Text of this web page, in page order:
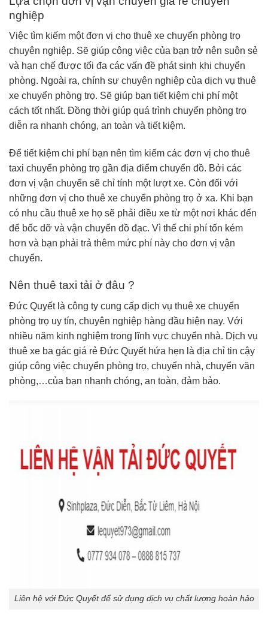
nghiệp
Việc tìm kiếm một đơn vị cho thuê xe chuyển phòng trọ
chuyên nghiệp. Sẽ giúp công việc của bạn trở nên suôn sẻ
và hạn chế được tối đa các vấn đề phát sinh khi chuyển
phòng. Ngoài ra, chính sự chuyên nghiệp của dịch vụ thuê
xe chuyển phòng trọ. Sẽ giúp bạn tiết kiệm chi phí một
cách tốt nhất. Đồng thời giúp quá trình chuyển phòng trọ
diễn ra nhanh chóng, an toàn và tiết kiệm.
Để tiết kiệm chi phí bạn nên tìm kiếm các đơn vị cho thuê
taxi chuyển phòng trọ gần địa điểm chuyển đồ. Bởi các
đơn vị vận chuyển sẽ chỉ tính một lượt xe. Còn đối với
những đơn vị cho thuê xe chuyển phòng trọ ở xa. Khi bạn
có nhu cầu thuê xe họ sẽ phải điều xe từ một nơi khác đến
để bốc dỡ và vận chuyển đồ đạc. Vì thế chi phí tốn kém
hơn và bạn phải trả thêm mức phí này cho đơn vị vận
chuyển.
Nên thuê taxi tải ở đâu ?
Đức Quyết là công ty cung cấp dịch vụ thuê xe chuyển
phòng trọ uy tín, chuyên nghiệp hàng đầu hiện nay. Với
nhiều năm kinh nghiệm trong lĩnh vực chuyển nhà. Dịch vụ
thuê xe ba gác giá rẻ Đức Quyết hứa hẹn là địa chỉ tin cậy
giúp công việc chuyển phòng trọ, chuyển nhà, chuyển văn
phòng,…của bạn nhanh chóng, an toàn, đảm bảo.
Liên hệ với Đức Quyết để sử dụng dịch vụ chất lượng hoàn hảo